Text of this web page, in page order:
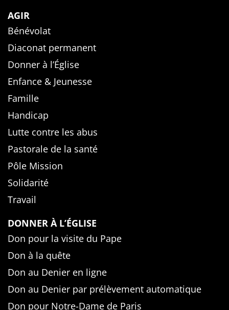
AGIR
Bénévolat
Diaconat permanent
Donner à l’Église
Enfance & Jeunesse
Famille
Handicap
Lutte contre les abus
Pastorale de la santé
Pôle Mission
Solidarité
Travail
DONNER À L’ÉGLISE
Don pour la visite du Pape
Don à la quête
Don au Denier en ligne
Don au Denier par prélèvement automatique
Don pour Notre-Dame de Paris